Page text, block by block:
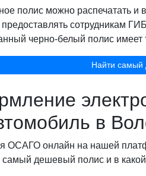
полис можно распечатать и
сотрудникам
черно-белый полис
Найти
в
ОСАГО онлайн на нашей
самый дешевый полис и в